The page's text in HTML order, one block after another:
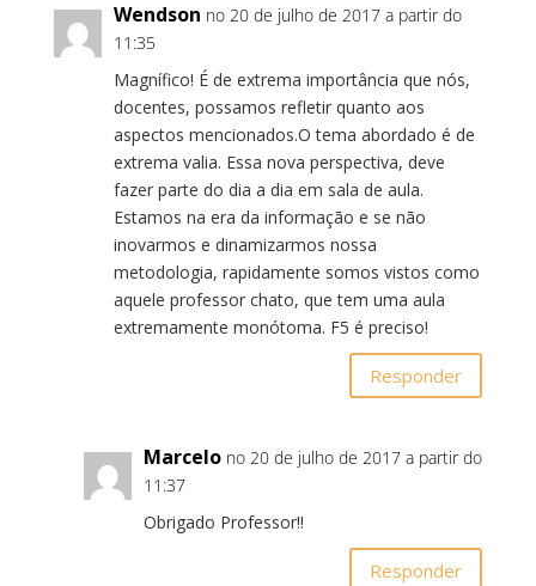
Wendson no 20 de julho de 2017 a partir do
11:35
Magnífico! É de extrema importância que nós,
docentes, possamos refletir quanto aos
aspectos mencionados.O tema abordado é de
extrema valia. Essa nova perspectiva, deve
fazer parte do dia a dia em sala de aula.
Estamos na era da informação e se não
inovarmos e dinamizarmos nossa
metodologia, rapidamente somos vistos como
aquele professor chato, que tem uma aula
extremamente monótoma. F5 é preciso!
Responder
Marcelo no 20 de julho de 2017 a partir do
11:37
Obrigado Professor!!
Responder